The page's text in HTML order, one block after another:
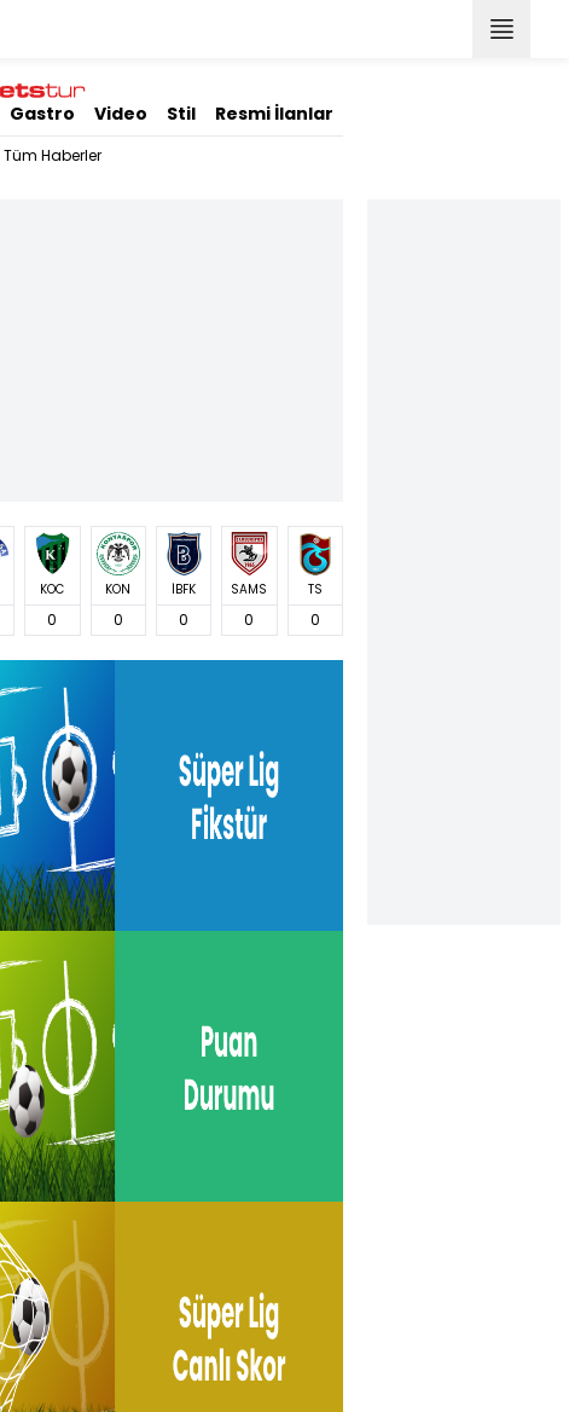
Gastro Video Stil Resmi İlanlar
Tüm Haberler
KOC
0
KON
0
İBFK
0
SAMS
0
TS
0